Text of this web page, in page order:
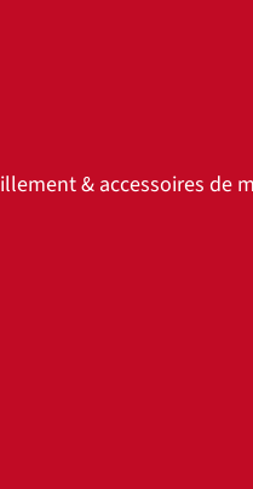
& accessoires de